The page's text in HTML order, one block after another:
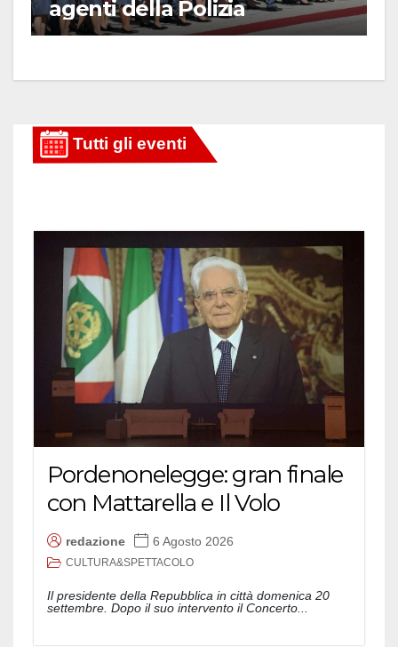
agenti della Polizia
Pordenonelegge: gran finale
con Mattarella e Il Volo
redazione 6 Agosto 2026
CULTURA&SPETTACOLO
Il presidente della Repubblica in città domenica 20
settembre. Dopo il suo intervento il Concerto...